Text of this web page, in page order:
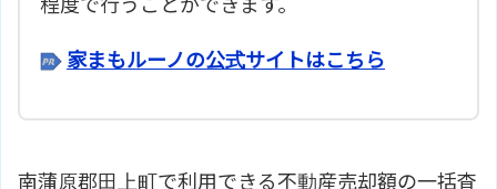
程度で行うことができます。
家まもルーノの公式サイトはこちら
南蒲原郡田上町で利用できる不動産売却額の一括査